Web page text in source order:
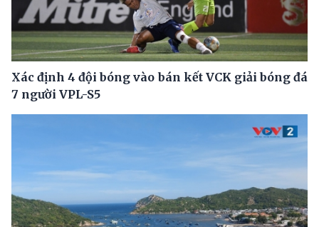
Xác định 4 đội bóng vào bán kết VCK giải bóng đá
7 người VPL-S5